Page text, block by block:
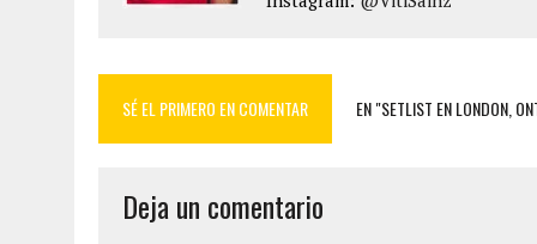
SÉ EL PRIMERO EN COMENTAR EN "SETLIST EN LONDON,
Deja un comentario